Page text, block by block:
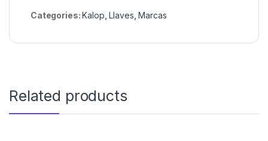
Categories:Kalop ,Llaves ,Marcas
Related products